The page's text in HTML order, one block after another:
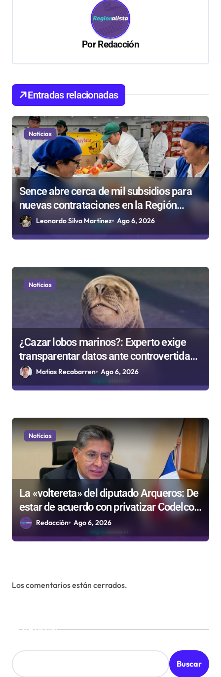
d
e
e
n
t
r
a
d
s
PorRedacción
Entradas relacionadas
Noticias
Sence abre cerca de mil subsidios para
nuevas contrataciones en la Región
Antofagasta
Leonardo Silva Martínez Ago 6, 2026
Noticias
¿Cazar lobos marinos?: Experto exige
transparentar datos ante controvertida
medida que evalúa el Gobierno
Matias Recabarren Ago 6, 2026
Noticias
La «voltereta» del diputado Arqueros: De
estar de acuerdo con privatizar Codelco a
defender una empresa 100% estatal
Redacción Ago 6, 2026
Los comentarios están cerrados.
Buscar
Buscar